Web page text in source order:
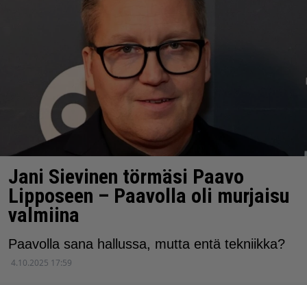
Jani Sievinen törmäsi Paavo
Lipposeen – Paavolla oli murjaisu
valmiina
Paavolla sana hallussa, mutta entä tekniikka?
4.10.2025 17:59